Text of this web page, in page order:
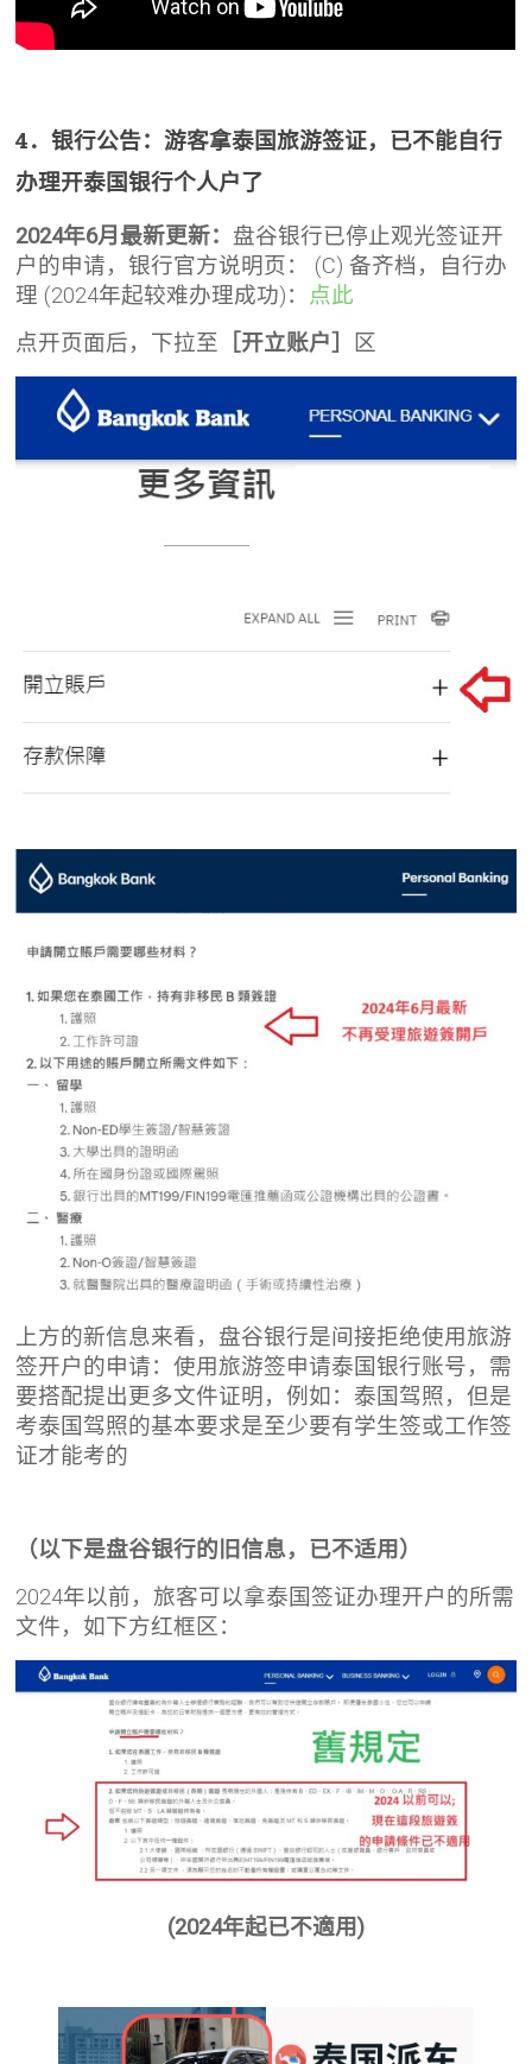
4．银行公告：游客拿泰国旅游签证，已不能自行
办理开泰国银行个人户了
2024年6月最新更新： 盘谷银行已停止观光签证开
户的申请，银行官方说明页： (C) 备齐档，自行办
理 (2024年起较难办理成功)： 点此
点开页面后，下拉至 ［开立账户］ 区
上方的新信息来看，盘谷银行是间接拒绝使用旅游
签开户的申请：使用旅游签申请泰国银行账号，需
要搭配提出更多文件证明，例如：泰国驾照，但是
考泰国驾照的基本要求是至少要有学生签或工作签
证才能考的
（以下是盘谷银行的旧信息，已不适用）
2024年以前，旅客可以拿泰国签证办理开户的所需
文件，如下方红框区：
(2024年起已不適用)